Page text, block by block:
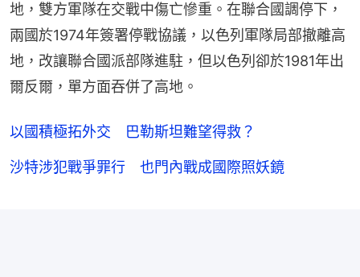
地，雙方軍隊在交戰中傷亡慘重。在聯合國調停下，
兩國於1974年簽署停戰協議，以色列軍隊局部撤離高
地，改讓聯合國派部隊進駐，但以色列卻於1981年出
爾反爾，單方面吞併了高地。
以國積極拓外交 巴勒斯坦難望得救？
沙特涉犯戰爭罪行 也門內戰成國際照妖鏡